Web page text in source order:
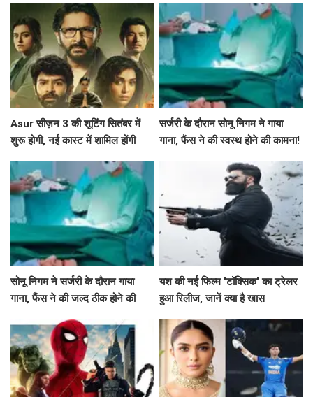
Asur सीज़न 3 की शूटिंग सितंबर में
शुरू होगी, नई कास्ट में शामिल होंगी
सर्जरी के दौरान सोनू निगम ने गाया
गाना, फैंस ने की स्वस्थ होने की कामना!
सोनू निगम ने सर्जरी के दौरान गाया
गाना, फैंस ने की जल्द ठीक होने की
यश की नई फिल्म 'टॉक्सिक' का ट्रेलर
हुआ रिलीज, जानें क्या है खास